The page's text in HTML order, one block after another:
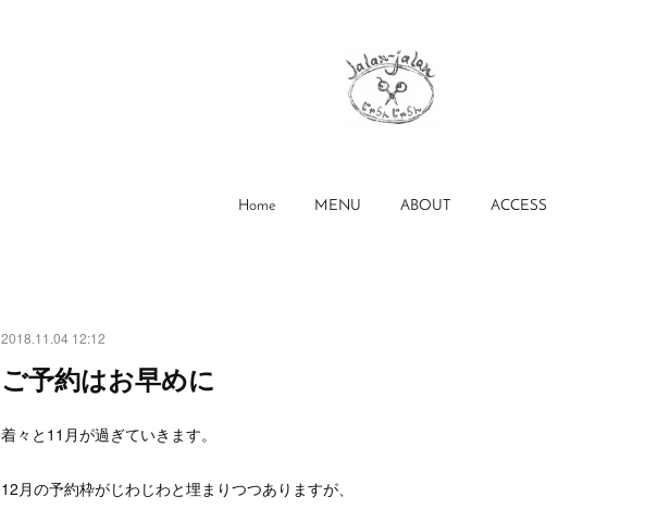
Home MENU ABOUT ACCESS
2018.11.04 12:12
ご予約はお早めに
着々と11月が過ぎていきます。
12月の予約枠がじわじわと埋まりつつありますが、